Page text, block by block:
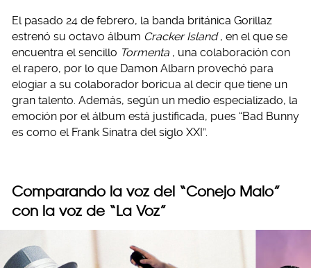
El pasado 24 de febrero, la banda británica Gorillaz
estrenó su octavo álbum Cracker Island , en el que se
encuentra el sencillo Tormenta , una colaboración con
el rapero, por lo que Damon Albarn provechó para
elogiar a su colaborador boricua al decir que tiene un
gran talento. Además, según un medio especializado, la
emoción por el álbum está justificada, pues “Bad Bunny
es como el Frank Sinatra del siglo XXI”.
Comparando la voz del “Conejo Malo”
con la voz de “La Voz”